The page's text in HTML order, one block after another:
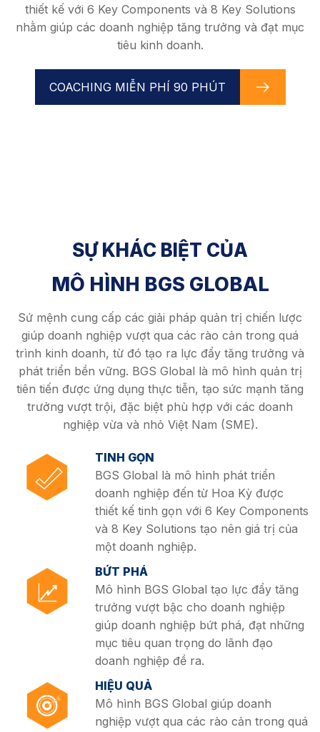
thiết kế với 6 Key Components và 8 Key Solutions
nhằm giúp các doanh nghiệp tăng trưởng và đạt mục
tiêu kinh doanh.
COACHING MIỄN PHÍ 90 PHÚT
SỰ KHÁC BIỆT CỦA
MÔ HÌNH BGS GLOBAL
Sứ mệnh cung cấp các giải pháp quản trị chiến lược
giúp doanh nghiệp vượt qua các rào cản trong quá
trình kinh doanh, từ đó tạo ra lực đẩy tăng trưởng và
phát triển bền vững. BGS Global là mô hình quản trị
tiên tiến được ứng dụng thực tiễn, tạo sức mạnh tăng
trưởng vượt trội, đặc biệt phù hợp với các doanh
nghiệp vừa và nhỏ Việt Nam (SME).
TINH GỌN
BGS Global là mô hình phát triển
doanh nghiệp đến từ Hoa Kỳ được
thiết kế tinh gọn với 6 Key Components
và 8 Key Solutions tạo nên giá trị của
một doanh nghiệp.
BỨT PHÁ
Mô hình BGS Global tạo lực đẩy tăng
trưởng vượt bậc cho doanh nghiệp
giúp doanh nghiệp bứt phá, đạt những
mục tiêu quan trọng do lãnh đạo
doanh nghiệp đề ra.
HIỆU QUẢ
Mô hình BGS Global giúp doanh
nghiệp vượt qua các rào cản trong quá